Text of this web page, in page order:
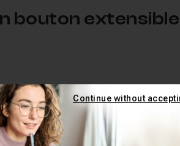
bouton